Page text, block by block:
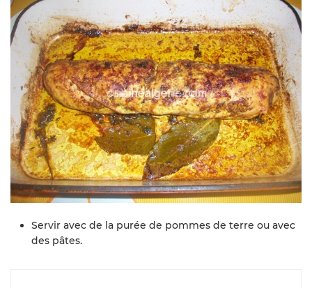
Servir avec de la purée de pommes de terre ou avec
des pâtes.